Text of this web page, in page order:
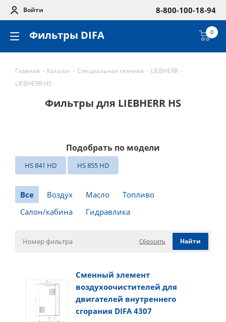
Войти 8-800-100-18-94
Фильтры DIFA 0
Главная - Каталог - Специальная техника - LIEBHERR -
LIEBHERR HS
Фильтры для LIEBHERR HS
Подобрать по модели
HS 841 HD HS 855 HD
Все Воздух Масло
Топливо
Салон/кабина
Гидравлика
Сбросить
Сменный элемент
воздухоочистителей для
двигателей внутреннего
сгорания DIFA 4307